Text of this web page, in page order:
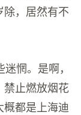
，居然有不
惘。是啊，
禁止燃放烟花
都是上海迪